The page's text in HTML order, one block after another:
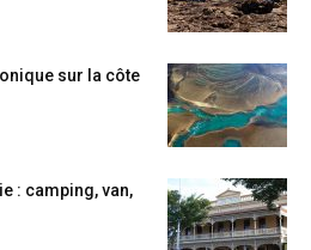
sur la côte
: camping, van,